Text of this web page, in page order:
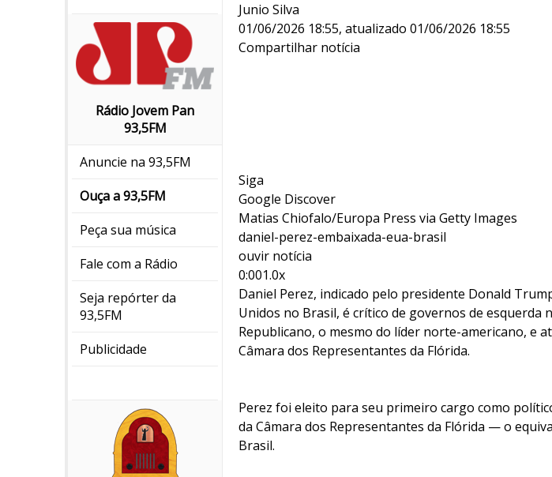
Rádio Jovem Pan
93,5FM
Anuncie na 93,5FM
Ouça a 93,5FM
Peça sua música
Fale com a Rádio
Seja repórter da
93,5FM
Publicidade
Junio Silva
01/06/2026 18:55, atualizado 01/06/2026 18:55
Compartilhar notícia
Siga
Google Discover
Matias Chiofalo/Europa Press via Getty Images
daniel-perez-embaixada-eua-brasil
ouvir notícia
0:001.0x
Daniel Perez, indicado pelo presidente Donald
Unidos no Brasil, é crítico de governos de esquerda
Republicano, o mesmo do líder norte-americano, e
Câmara dos Representantes da Flórida.
Perez foi eleito para seu primeiro cargo como
da Câmara dos Representantes da Flórida — o
Brasil.